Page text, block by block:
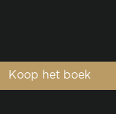
Koop het boek